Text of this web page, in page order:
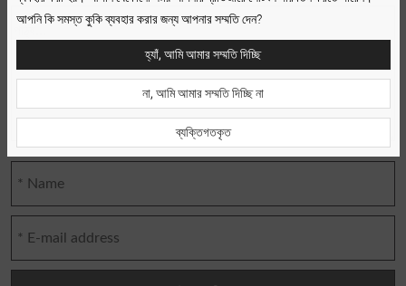
আপনি কি সমস্ত কুকি ব্যবহার করার জন্য আপনার সম্মতি দেন?
হ্যাঁ, আমি আমার সম্মতি দিচ্ছি
না, আমি আমার সম্মতি দিচ্ছি না
ব্যক্তিগতকৃত